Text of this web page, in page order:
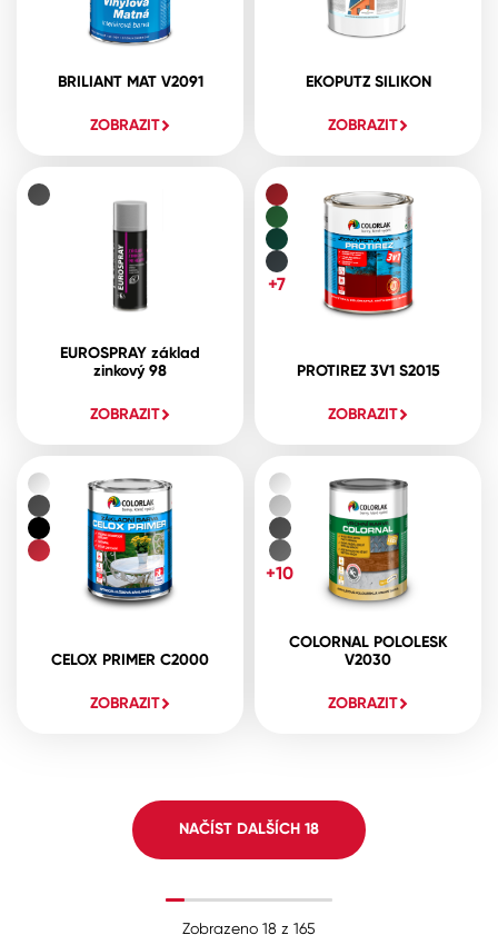
BRILIANT MAT V2091
ZOBRAZIT
EKOPUTZ SILIKON
ZOBRAZIT
EUROSPRAY základ
zinkový 98
ZOBRAZIT
PROTIREZ 3V1 S2015
ZOBRAZIT
+7
CELOX PRIMER C2000
ZOBRAZIT
COLORNAL POLOLESK
V2030
ZOBRAZIT
+10
NAČÍST DALŠÍCH 18
Zobrazeno 18 z 165